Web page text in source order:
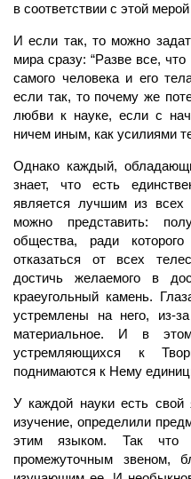
в соответствии с этой
И если так, то можно
мира сразу: “Разве все,
самого человека и его
если так, то почему же
любви к науке, если с
ничем иным, как усилиями
Однако каждый,
знает, что есть
является лучшим из всех
можно представить:
общества, ради
отказаться от всех
достичь желаемого в
краеугольный камень.
устремлены на него, из-
материальное. И в
устремляющихся к
поднимаются к Нему
У каждой науки есть
изучение, определили
этим языком. Так что
промежуточным звеном,